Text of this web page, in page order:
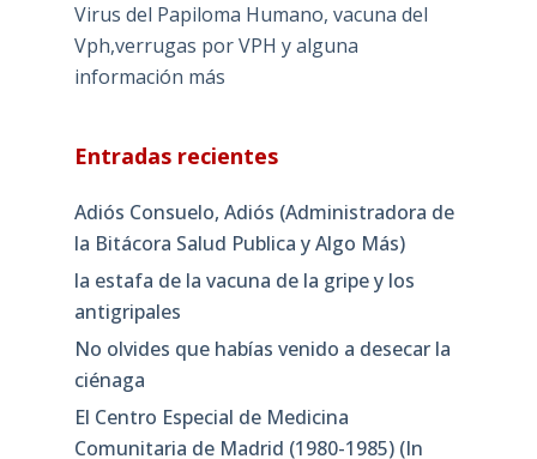
Virus del Papiloma Humano, vacuna del
Vph,verrugas por VPH y alguna
información más
Entradas recientes
Adiós Consuelo, Adiós (Administradora de
la Bitácora Salud Publica y Algo Más)
la estafa de la vacuna de la gripe y los
antigripales
No olvides que habías venido a desecar la
ciénaga
El Centro Especial de Medicina
Comunitaria de Madrid (1980-1985) (In